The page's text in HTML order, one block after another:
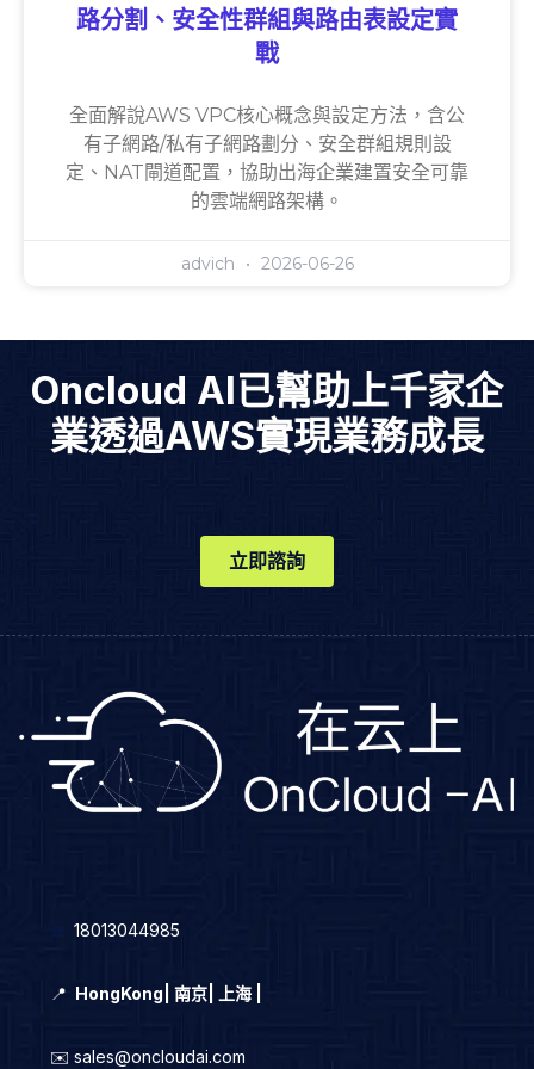
路分割、安全性群組與路由表設定實
戰
全面解說AWS VPC核心概念與設定方法，含公
有子網路/私有子網路劃分、安全群組規則設
定、NAT閘道配置，協助出海企業建置安全可靠
的雲端網路架構。
advich 2026-06-26
Oncloud AI已幫助上千家企
業透過AWS實現業務成長
立即諮詢
18013044985
📍 HongKong 南京| 上海 |
✉️ sales@oncloudai.com